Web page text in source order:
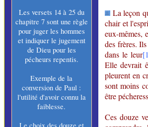
Les versets 14 à 25 du
chapitre 7 sont une règle
pour juger les hommes
et indiquer le jugement
de Dieu pour les
pécheurs repentis.
Exemple de la
conversion de Paul :
l'utilité d'avoir connu la
faiblesse.
Le choix des douze et
La leçon
chair et
eux-mêmes,
des frères.
dans le leur
Elle devrait
pleurent en
sont moins
être
Ces douze